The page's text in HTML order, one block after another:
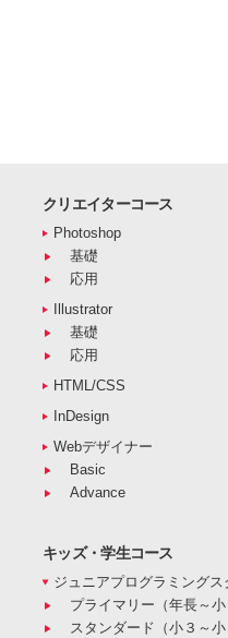
クリエイターコース
Photoshop
基礎
応用
Illustrator
基礎
応用
HTML/CSS
InDesign
Webデザイナー
Basic
Advance
キッズ・学生コース
ジュニアプログラミングス
プライマリー（年長～小
スタンダード（小３～小